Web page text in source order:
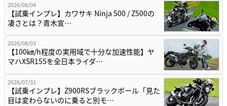
2026/08/04
【試乗インプレ】カワサキ Ninja 500 / Z500の
凄さとは？青木宣…
2026/08/03
【100㎞/h程度の実用域で十分な加速性能】ヤ
マハXSR155を全日本ライダ…
2026/07/31
【試乗インプレ】Z900RSブラックボール「見た
目は変わらないのに乗ると別モ…